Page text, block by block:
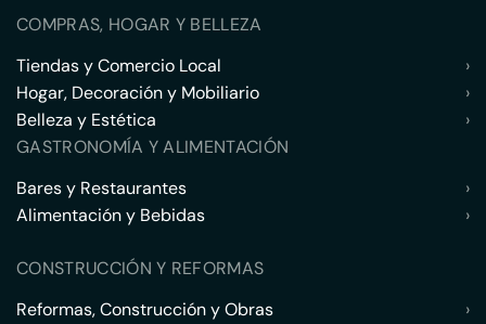
COMPRAS, HOGAR Y BELLEZA
Tiendas y Comercio Local
›
Hogar, Decoración y Mobiliario
›
Belleza y Estética
›
GASTRONOMÍA Y ALIMENTACIÓN
Bares y Restaurantes
›
Alimentación y Bebidas
›
CONSTRUCCIÓN Y REFORMAS
Reformas, Construcción y Obras
›